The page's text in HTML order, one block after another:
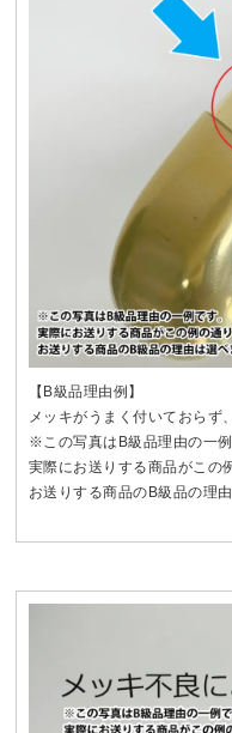
【B級品理由例】
メッキがうまく付いておらず
※この写真はB級品理由の一例
実際にお送りする商品がこの
お送りする商品のB級品の理